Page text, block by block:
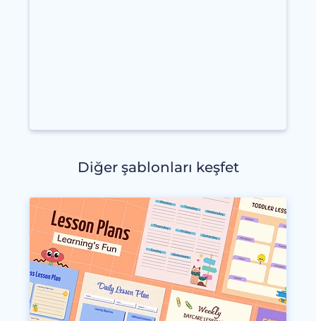
Diğer şablonları keşfet